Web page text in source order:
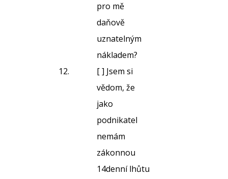
pro mě
daňově
uznatelným
nákladem?
[ ] Jsem si
vědom, že
jako
podnikatel
nemám
zákonnou
14denní lhůtu